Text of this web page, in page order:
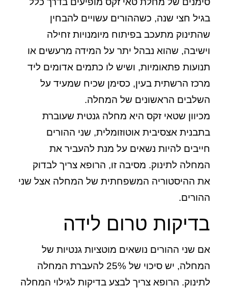
בגיל חצי שנה, כשההורים עשויים להבחין
שהתינוק מתעכב בפיתוח מיומנויות זחילה
וישיבה, שהוא נבהל יתר על המידה מרעשים או
תנועות פתאומיות, ושיש לו כתמים אדומים ליד
מרכז הרשתית בעין, כסימן שכיח שמעיד על
השלבים הראשונים של המחלה.
מכיוון שטאי זקס היא מחלה גנטית שעוברת
בתבנית אצסיבית אוטוזומלית, שני ההורים
חייבים להיות נשאים על מנת להעביר את
המחלה לתינוק. מסיבה זו, הרופא צריך לבדוק
את ההיסטוריה המשפחתית של המחלה אצל שני
ההורים.
בדיקות טרום לידה
אם שני ההורים נושאים מוטציות גנטיות של
המחלה, יש סיכוי של 25% להעברת המחלה
לתינוק. הרופא צריך לבצע בדיקות לגילוי המחלה